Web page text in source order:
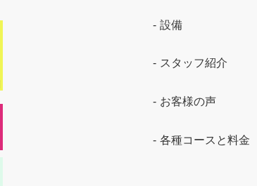
設備
スタッフ紹介
お客様の声
各種コースと料金